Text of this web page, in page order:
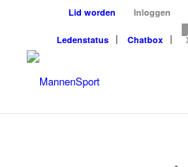
Lid worden Inloggen
Ledenstatus Chatbox